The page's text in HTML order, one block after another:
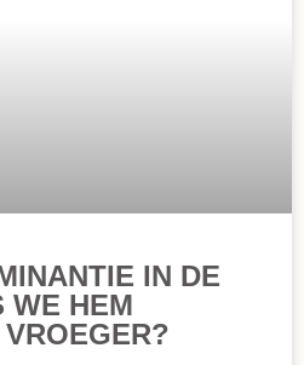
IN DE
WE HEM